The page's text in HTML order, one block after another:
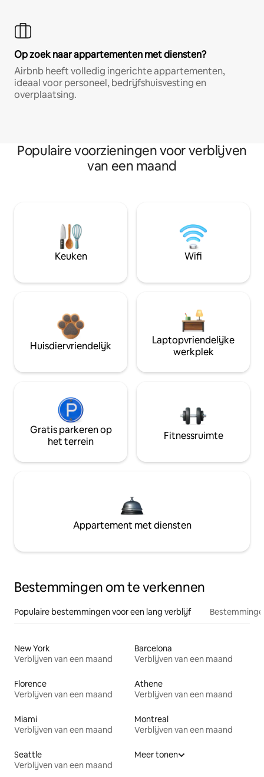
Op zoek naar appartementen met diensten?
Airbnb heeft volledig ingerichte appartementen,
ideaal voor personeel, bedrijfshuisvesting en
overplaatsing.
Populaire voorzieningen voor verblijven
van een maand
Keuken Wifi
Huisdiervriendelijk
Laptopvriendelijke
werkplek
Gratis parkeren op
het terrein
Fitnessruimte
Appartement met diensten
Bestemmingen om te verkennen
Populaire bestemmingen voor een lang verblijf
New York
Verblijven van een maand
Barcelona
Verblijven van een maand
Florence
Verblijven van een maand
Athene
Verblijven van een maand
Miami
Verblijven van een maand
Montreal
Verblijven van een maand
Seattle
Verblijven van een maand
Meer tonen